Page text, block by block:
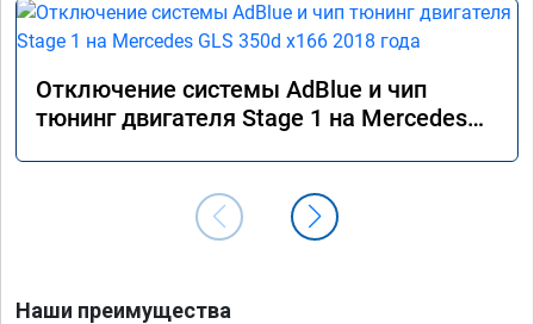
Отключение системы AdBlue и чип
тюнинг двигателя Stage 1 на Mercedes
Наши преимущества